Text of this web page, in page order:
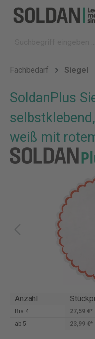
Fachbedarf Siegel
SoldanPlus
weiß mit
Anzahl
Bis 4
27,59 €*
ab 5 23,99 €*